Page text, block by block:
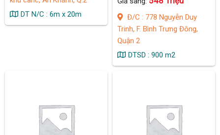
DT N/C : 6m x 20m
Đ/C : 778 Nguyễn Duy
Trinh, F. Bình Trưng Đông,
Quận 2
DTSD : 900 m2